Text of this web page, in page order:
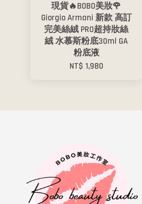
現貨🔥BOBO美妝🌹
Giorgio Armani 新款 高訂
完美絲絨 PRO超持妝絲
絨 水慕斯粉底30ml GA
粉底液
NT$ 1,980